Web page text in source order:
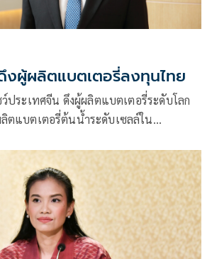
งผู้ผลิตแบตเตอรี่ลงทุนไทย
ประเทศจีน ดึงผู้ผลิตแบตเตอรี่ระดับโลก
ตแบตเตอรี่ต้นน้ำระดับเซลล์ใน
ไฟฟ้าและพลังงานสะอาดของประเทศ